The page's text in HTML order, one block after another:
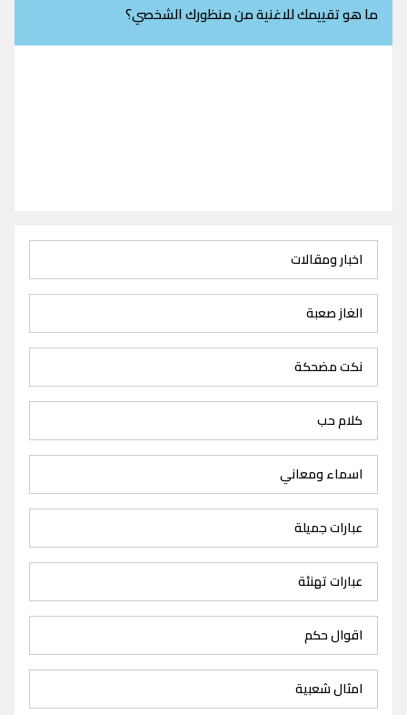
ما هو تقييمك للاغنية من منظورك الشخصي؟
اخبار ومقالات
الغاز صعبة
نكت مضحكة
كلام حب
اسماء ومعاني
عبارات جميلة
عبارات تهنئة
اقوال حكم
امثال شعبية